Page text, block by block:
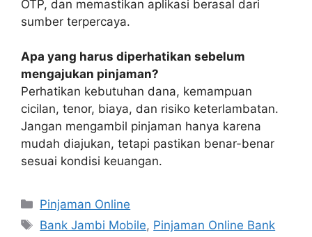
OTP, dan memastikan aplikasi berasal dari
sumber terpercaya.
Apa yang harus diperhatikan sebelum
mengajukan pinjaman?
Perhatikan kebutuhan dana, kemampuan
cicilan, tenor, biaya, dan risiko keterlambatan.
Jangan mengambil pinjaman hanya karena
mudah diajukan, tetapi pastikan benar-benar
sesuai kondisi keuangan.
Kategori
Pinjaman Online
Tag
Bank Jambi Mobile, Pinjaman Online Bank